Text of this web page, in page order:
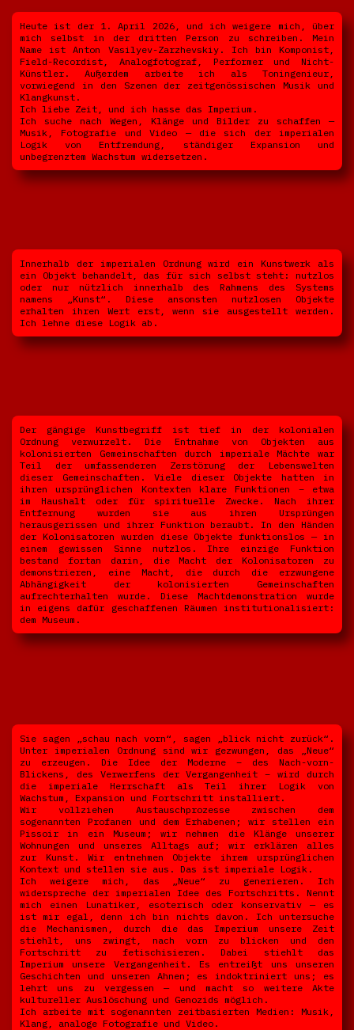
Heute ist der 1. April 2026, und ich weigere mich, über
mich selbst in der dritten Person zu schreiben. Mein
Name ist Anton Vasilyev-Zarzhevskiy. Ich bin Komponist,
Field-Recordist, Analogfotograf, Performer und Nicht-
Künstler. Außerdem arbeite ich als Toningenieur,
vorwiegend in den Szenen der zeitgenössischen Musik und
Klangkunst.
Ich liebe Zeit, und ich hasse das Imperium.
Ich suche nach Wegen, Klänge und Bilder zu schaffen —
Musik, Fotografie und Video — die sich der imperialen
Logik von Entfremdung, ständiger Expansion und
unbegrenztem Wachstum widersetzen.
Innerhalb der imperialen Ordnung wird ein Kunstwerk als
ein Objekt behandelt, das für sich selbst steht: nutzlos
oder nur nützlich innerhalb des Rahmens des Systems
namens „Kunst“. Diese ansonsten nutzlosen Objekte
erhalten ihren Wert erst, wenn sie ausgestellt werden.
Ich lehne diese Logik ab.
Der gängige Kunstbegriff ist tief in der kolonialen
Ordnung verwurzelt. Die Entnahme von Objekten aus
kolonisierten Gemeinschaften durch imperiale Mächte war
Teil der umfassenderen Zerstörung der Lebenswelten
dieser Gemeinschaften. Viele dieser Objekte hatten in
ihren ursprünglichen Kontexten klare Funktionen – etwa
im Haushalt oder für spirituelle Zwecke. Nach ihrer
Entfernung wurden sie aus ihren Ursprüngen
herausgerissen und ihrer Funktion beraubt. In den Händen
der Kolonisatoren wurden diese Objekte funktionslos — in
einem gewissen Sinne nutzlos. Ihre einzige Funktion
bestand fortan darin, die Macht der Kolonisatoren zu
demonstrieren, eine Macht, die durch die erzwungene
Abhängigkeit der kolonisierten Gemeinschaften
aufrechterhalten wurde. Diese Machtdemonstration wurde
in eigens dafür geschaffenen Räumen institutionalisiert:
dem Museum.
Sie sagen „schau nach vorn“, sagen „blick nicht zurück“.
Unter imperialen Ordnung sind wir gezwungen, das „Neue“
zu erzeugen. Die Idee der Moderne – des Nach-vorn-
Blickens, des Verwerfens der Vergangenheit – wird durch
die imperiale Herrschaft als Teil ihrer Logik von
Wachstum, Expansion und Fortschritt installiert.
Wir vollziehen Austauschprozesse zwischen dem
sogenannten Profanen und dem Erhabenen; wir stellen ein
Pissoir in ein Museum; wir nehmen die Klänge unserer
Wohnungen und unseres Alltags auf; wir erklären alles
zur Kunst. Wir entnehmen Objekte ihrem ursprünglichen
Kontext und stellen sie aus. Das ist imperiale Logik.
Ich weigere mich, das „Neue“ zu generieren. Ich
widerspreche der imperialen Idee des Fortschritts. Nennt
mich einen Lunatiker, esoterisch oder konservativ — es
ist mir egal, denn ich bin nichts davon. Ich untersuche
die Mechanismen, durch die das Imperium unsere Zeit
stiehlt, uns zwingt, nach vorn zu blicken und den
Fortschritt zu fetischisieren. Dabei stiehlt das
Imperium unsere Vergangenheit. Es entreißt uns unseren
Geschichten und unseren Ahnen; es indoktriniert uns; es
lehrt uns zu vergessen — und macht so weitere Akte
kultureller Auslöschung und Genozids möglich.
Ich arbeite mit sogenannten zeitbasierten Medien: Musik,
Klang, analoge Fotografie und Video.